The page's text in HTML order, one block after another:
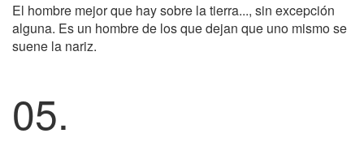
El hombre mejor que hay sobre la tierra..., sin excepción
alguna. Es un hombre de los que dejan que uno mismo se
suene la nariz.
05.